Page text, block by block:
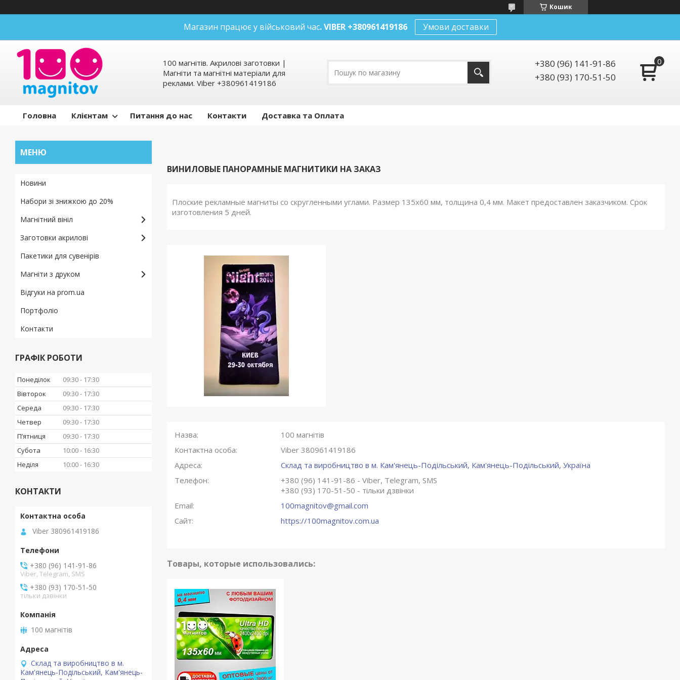
Кошик
Магазин працює у військовий час. VIBER +380961419186 Умови доставки
100 магнітів. Акрилові заготовки |
Магніти та магнітні матеріали для
реклами. Viber +380961419186
+380 (96) 141-91-86
+380 (93) 170-51-50
Головна Клієнтам Питання до нас Контакти Доставка та Оплата
ВИНИЛОВЫЕ ПАНОРАМНЫЕ МАГНИТИКИ НА ЗАКАЗ
Плоские рекламные магниты со скругленными углами. Размер 135х60 мм, толщина 0,4 мм. Макет предоставлен заказчиком. Срок
изготовления 5 дней.
100 магнітів
Viber 380961419186
Склад та виробництво в м. Кам'янець-Подільський, Кам'янець-Подільський, Україна
+380 (96) 141-91-86
Viber, Telegram, SMS
+380 (93) 170-51-50
тільки дзвінки
100magnitov@gmail.com
https://100magnitov.com.ua
Новини
Набори зі знижкою до 20%
Магнітний вініл
Заготовки акрилові
Пакетики для сувенірів
Магніти з друком
Відгуки на prom.ua
Портфоліо
Контакти
ГРАФІК РОБОТИ
Понеділок 09:30
17:30
Вівторок
09:30
17:30
Середа
09:30
17:30
Четвер
09:30
17:30
Пʼятниця
09:30
17:30
Субота
10:00
16:30
Неділя
10:00 16:30
КОНТАКТИ
Viber 380961419186
+380 (96) 141-91-86
Viber, Telegram, SMS
+380 (93) 170-51-50
тільки дзвінки
100 магнітів
Склад та виробництво в м.
Кам'янець-Подільський, Кам'янець-